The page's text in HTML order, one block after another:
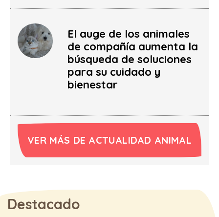
El auge de los animales
de compañía aumenta la
búsqueda de soluciones
para su cuidado y
bienestar
VER MÁS DE ACTUALIDAD ANIMAL
Destacado